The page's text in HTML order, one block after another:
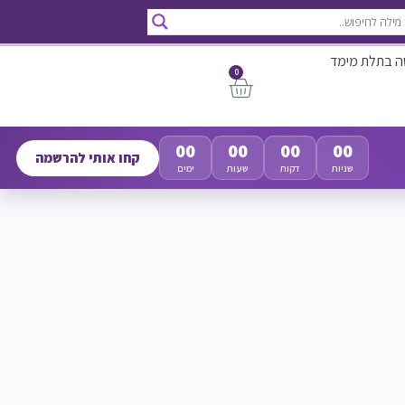
בתלת מימד
0
00
ימים
00
שעות
00
דקות
00
שניות
קחו אותי להרשמה